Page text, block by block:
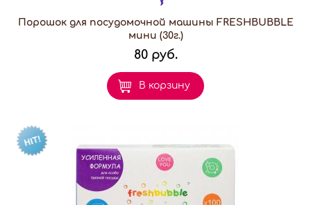
Порошок для посудомочной машины FRESHBUBBLE
мини (30г.)
80 руб.
В корзину